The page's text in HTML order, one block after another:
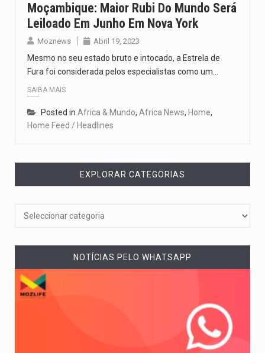
Moçambique: Maior Rubi Do Mundo Será
Leiloado Em Junho Em Nova York
Moznews Abril 19, 2023
Mesmo no seu estado bruto e intocado, a Estrela de
Fura foi considerada pelos especialistas como um…
SAIBA MAIS
Posted in Africa & Mundo, Africa News, Home,
Home Feed / Headlines
EXPLORAR CATEGORIAS
NOTÍCIAS PELO WHATSAPP